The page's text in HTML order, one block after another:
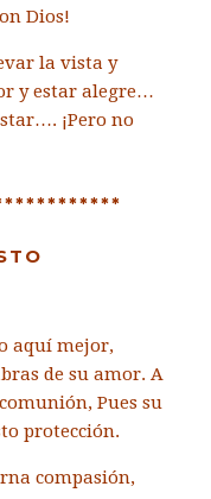
Dios!
la vista y
y estar alegre…
¡Pero no
aquí mejor,
de su amor. A
Pues su
protección.
compasión,